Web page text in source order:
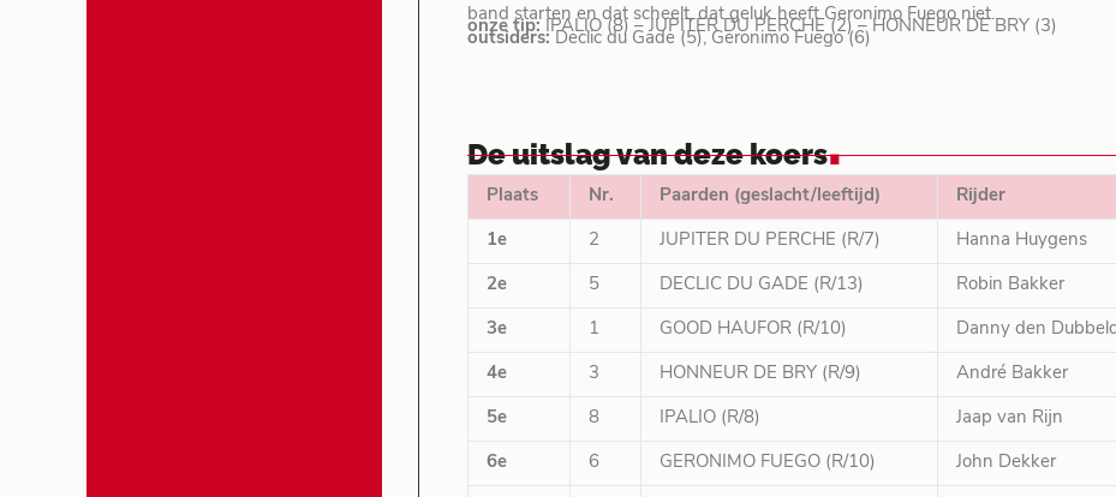
band starten en dat scheelt, dat geluk heeft Geronimo Fuego niet.
onze tip: IPALIO (8) – JUPITER DU PERCHE (2) – HONNEUR DE BRY (3)
outsiders: Declic du Gade (5), Geronimo Fuego (6)
De uitslag van deze koers.
Plaats Nr. Paarden (geslacht/leeftijd) Rijder
1e 2 JUPITER DU PERCHE (R/7) Hanna Huygens
2e 5 DECLIC DU GADE (R/13) Robin Bakker
3e 1 GOOD HAUFOR (R/10) Danny den
4e 3 HONNEUR DE BRY (R/9) André Bakker
5e 8 IPALIO (R/8) Jaap van Rijn
6e 6 GERONIMO FUEGO (R/10) John Dekker